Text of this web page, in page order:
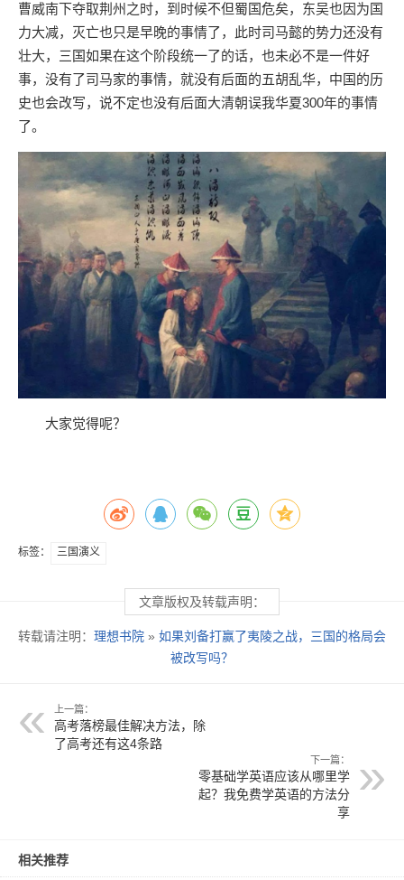
曹威南下夺取荆州之时，到时候不但蜀国危矣，东吴也因为国
力大减，灭亡也只是早晚的事情了，此时司马懿的势力还没有
壮大，三国如果在这个阶段统一了的话，也未必不是一件好
事，没有了司马家的事情，就没有后面的五胡乱华，中国的历
史也会改写，说不定也没有后面大清朝误我华夏300年的事情
了。
大家觉得呢？
标签： 三国演义
文章版权及转载声明：
转载请注明： 理想书院 » 如果刘备打赢了夷陵之战，三国的格局会
被改写吗？
上一篇：
高考落榜最佳解决方法，除
了高考还有这4条路
下一篇：
零基础学英语应该从哪里学
起？我免费学英语的方法分
享
相关推荐